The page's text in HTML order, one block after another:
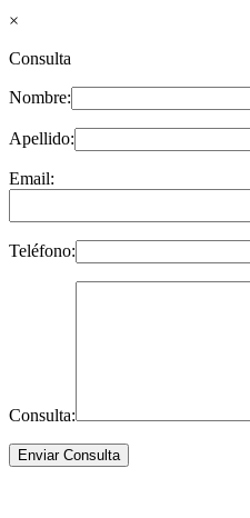
×
Consulta
Nombre:
Apellido:
Email:
Teléfono:
Consulta: